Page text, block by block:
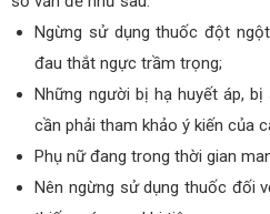
Ngừng sử dụng thuốc đột
đau thắt ngực trầm trọng;
Những người bị hạ huyết áp,
cần phải tham khảo ý kiến của
Phụ nữ đang trong thời gian
Nên ngừng sử dụng thuốc đối